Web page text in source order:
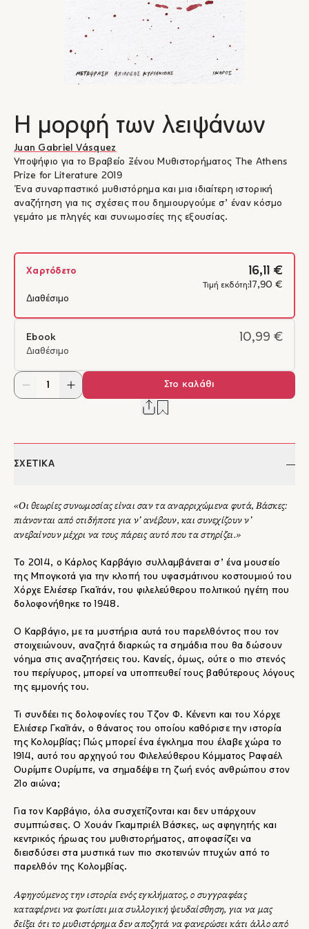
Η μορφή των λειψάνων
Juan Gabriel Vásquez
Υποψήφιο για το Βραβείο Ξένου Μυθιστορήματος The Athens
Prize for Literature 2019
Ένα συναρπαστικό μυθιστόρημα και μια ιδιαίτερη ιστορική
αναζήτηση για τις σχέσεις που δημιουργούμε σ’ έναν κόσμο
γεμάτο με πληγές και συνωμοσίες της εξουσίας.
Χαρτόδετο 16,11 €
Τιμή εκδότη: 17,90 €
Διαθέσιμο
Ebook 10,99 €
Διαθέσιμο
Στο καλάθι
ΣΧΕΤΙΚΑ
«Οι θεωρίες συνωμοσίας είναι σαν τα αναρριχώμενα φυτά, Βάσκες:
πιάνονται από οτιδήποτε για ν’ ανέβουν, και συνεχίζουν ν’
ανεβαίνουν μέχρι να τους πάρεις αυτό που τα στηρίζει.»
Το 2014, ο Κάρλος Καρβάγιο συλλαμβάνεται σ’ ένα μουσείο
της Μπογκοτά για την κλοπή του υφασμάτινου κοστουμιού του
Χόρχε Ελιέσερ Γκαϊτάν, του φιλελεύθερου πολιτικού ηγέτη που
δολοφονήθηκε το 1948.
Ο Καρβάγιο, με τα μυστήρια αυτά του παρελθόντος που τον
στοιχειώνουν, αναζητά διαρκώς τα σημάδια που θα δώσουν
νόημα στις αναζητήσεις του. Κανείς, όμως, ούτε ο πιο στενός
του περίγυρος, μπορεί να υποπτευθεί τους βαθύτερους λόγους
της εμμονής του.
Τι συνδέει τις δολοφονίες του Τζον Φ. Κένεντι και του Χόρχε
Ελιέσερ Γκαϊτάν, ο θάνατος του οποίου καθόρισε την ιστορία
της Κολομβίας; Πώς μπορεί ένα έγκλημα που έλαβε χώρα το
1914, αυτό του αρχηγού του Φιλελεύθερου Κόμματος Ραφαέλ
Ουρίμπε Ουρίμπε, να σημαδέψει τη ζωή ενός ανθρώπου στον
21ο αιώνα;
Για τον Καρβάγιο, όλα συσχετίζονται και δεν υπάρχουν
συμπτώσεις. O Χουάν Γκαμπριέλ Βάσκες, ως αφηγητής και
κεντρικός ήρωας του μυθιστορήματος, αποφασίζει να
διεισδύσει στα μυστικά των πιο σκοτεινών πτυχών από το
παρελθόν της Κολομβίας.
Αφηγούμενος την ιστορία ενός εγκλήματος, ο συγγραφέας
καταφέρνει να φωτίσει μια συλλογική ψευδαίσθηση, για να μας
δείξει ότι το μυθιστόρημα δεν αποζητά να φανερώσει κάτι άλλο από